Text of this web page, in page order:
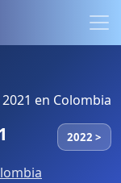
en Colombia
2022 >